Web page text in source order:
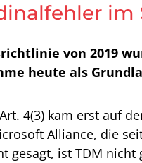
von 2019
heute als
4(3) kam erst auf
Alliance, die
gesagt, ist TDM